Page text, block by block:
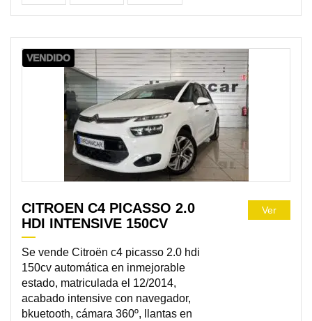
VENDIDO
CITROEN C4 PICASSO 2.0
HDI INTENSIVE 150CV
Se vende Citroën c4 picasso 2.0 hdi
150cv automática en inmejorable
estado, matriculada el 12/2014,
acabado intensive con navegador,
bkuetooth, cámara 360º, llantas en
Ver